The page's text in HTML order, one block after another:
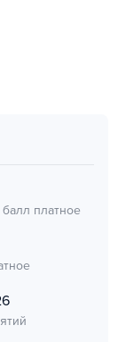
платное